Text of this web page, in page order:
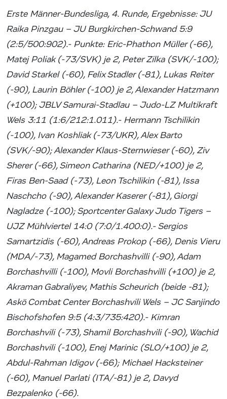
Erste Männer-Bundesliga, 4. Runde, Ergebnisse: JU
Raika Pinzgau – JU Burgkirchen-Schwand 5:9
(2:5/500:902).- Punkte: Eric-Phathon Müller (-66),
Matej Poliak (-73/SVK) je 2, Peter Zilka (SVK/-100);
David Starkel (-60), Felix Stadler (-81), Lukas Reiter
(-90), Laurin Böhler (-100) je 2, Alexander Hatzmann
(+100); JBLV Samurai-Stadlau – Judo-LZ Multikraft
Wels 3:11 (1:6/212:1.011).- Hermann Tschilikin
(-100), Ivan Koshliak (-73/UKR), Alex Barto
(SVK/-90); Alexander Klaus-Sternwieser (-60), Ziv
Sherer (-66), Simeon Catharina (NED/+100) je 2,
Firas Ben-Saad (-73), Leon Tschilikin (-81), Issa
Naschcho (-90), Alexander Kaserer (-81), Giorgi
Nagladze (-100); Sportcenter Galaxy Judo Tigers –
UJZ Mühlviertel 14:0 (7:0/1.400:0).- Sergios
Samartzidis (-60), Andreas Prokop (-66), Denis Vieru
(MDA/-73), Magamed Borchashvilli (-90), Adam
Borchashvilli (-100), Movli Borchashvilli (+100) je 2,
Akraman Gabraliyev, Mathis Scheurich (beide -81);
Askö Combat Center Borchashvili Wels – JC Sanjindo
Bischofshofen 9:5 (4:3/735:420).- Kimran
Borchashvili (-73), Shamil Borchashvili (-90), Wachid
Borchashvili (-100), Enej Marinic (SLO/+100) je 2,
Abdul-Rahman Idigov (-66); Michael Hacksteiner
(-60), Manuel Parlati (ITA/-81) je 2, Davyd
Bezpalenko (-66).